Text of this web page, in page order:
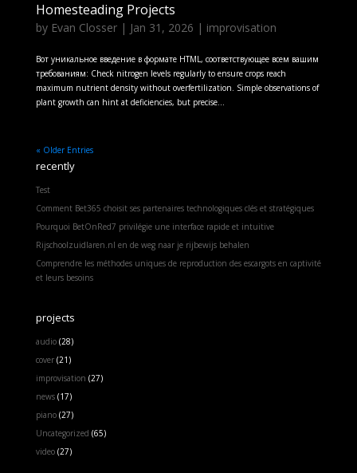
Homesteading Projects
by Evan Closser| Jan 31, 2026 | improvisation
Вот уникальное введение в формате HTML, соответствующее всем вашим
требованиям: Check nitrogen levels regularly to ensure crops reach
maximum nutrient density without overfertilization. Simple observations of
plant growth can hint at deficiencies, but precise...
« Older Entries
recently
Test
Comment Bet365 choisit ses partenaires technologiques clés et stratégiques
Pourquoi BetOnRed7 privilégie une interface rapide et intuitive
Rijschoolzuidlaren.nl en de weg naar je rijbewijs behalen
Comprendre les méthodes uniques de reproduction des escargots en captivité
et leurs besoins
projects
audio(28)
cover(21)
improvisation (27)
news(17)
piano(27)
Uncategorized (65)
video(27)